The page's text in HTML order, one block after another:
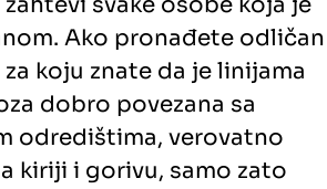
Ako pronađete odličan
koju znate da je linijama
dobro povezana sa
odredištima, verovatno
kiriji i gorivu, samo zato